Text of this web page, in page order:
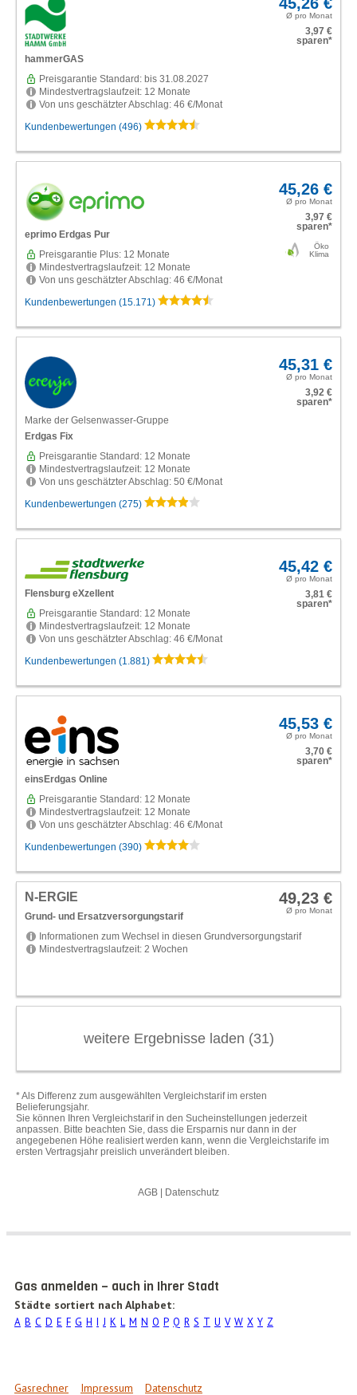
Gas anmelden – auch in Ihrer Stadt
Städte sortiert nach Alphabet:
A B C D E F G H I J K L M N O P Q R S T U V W X Y Z
Gasrechner Impressum Datenschutz